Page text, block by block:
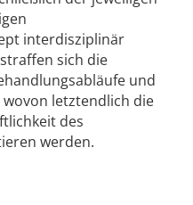
interdisziplinär
sich die
und
letztendlich die
des
werden.